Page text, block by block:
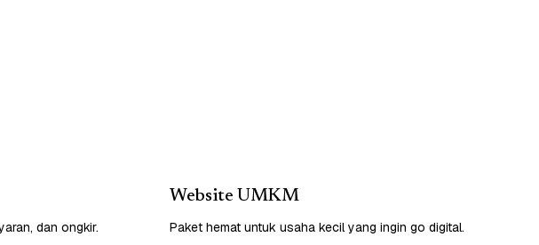
dan ongkir.
Website UMKM
Paket hemat untuk usaha kecil yang ingin go digital.